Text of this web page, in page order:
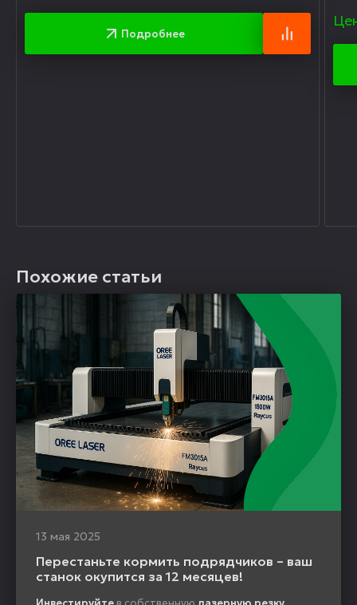
Подробнее
Похожие статьи
13 мая 2025
Перестаньте кормить подрядчиков – ваш
станок окупится за 12 месяцев!